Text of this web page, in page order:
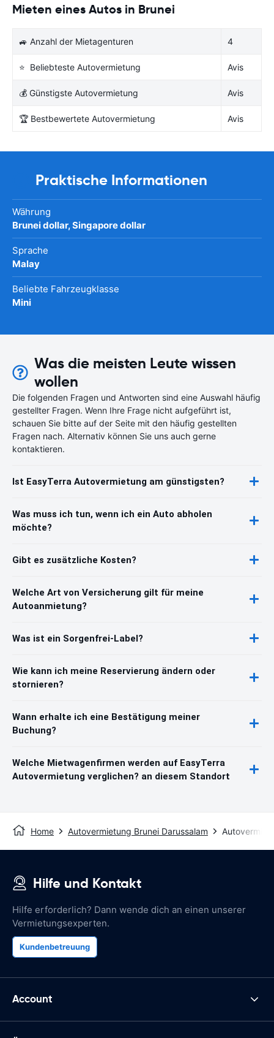
Mieten eines Autos in Brunei
🚙 Anzahl der Mietagenturen 4
⭐ Beliebteste Autovermietung Avis
💰 Günstigste Autovermietung Avis
🏆 Bestbewertete Autovermietung Avis
Praktische Informationen
Währung
Brunei dollar, Singapore dollar
Sprache
Malay
Beliebte Fahrzeugklasse
Mini
Was die meisten Leute wissen
wollen
Die folgenden Fragen und Antworten sind eine Auswahl häufig
gestellter Fragen. Wenn Ihre Frage nicht aufgeführt ist,
schauen Sie bitte auf der Seite mit den häufig gestellten
Fragen nach. Alternativ können Sie uns auch gerne
kontaktieren.
Ist EasyTerra Autovermietung am günstigsten?
Was muss ich tun, wenn ich ein Auto abholen
möchte?
Gibt es zusätzliche Kosten?
Welche Art von Versicherung gilt für meine
Autoanmietung?
Was ist ein Sorgenfrei-Label?
Wie kann ich meine Reservierung ändern oder
stornieren?
Wann erhalte ich eine Bestätigung meiner
Buchung?
Welche Mietwagenfirmen werden auf EasyTerra
Autovermietung verglichen? an diesem Standort
Home Autovermietung Brunei Darussalam
Hilfe und Kontakt
Hilfe erforderlich? Dann wende dich an einen unserer
Vermietungsexperten.
Kundenbetreuung
Account